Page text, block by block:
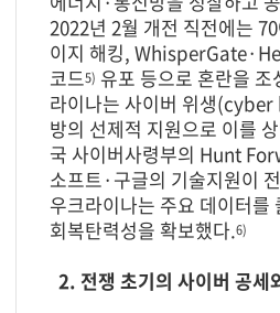
2022년 2월 개전 직전에는
이지 해킹,
코드5) 유포 등으로 혼란을 조
라이나는 사이버 위생
방의 선제적 지원으로 이를
국 사이버사령부의 Hunt
소프트·구글의 기술지원이
우크라이나는 주요 데이터를
회복탄력성을 확보했다.6)
2. 전쟁 초기의 사이버 공세